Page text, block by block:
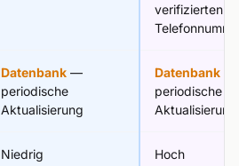
verifizierten
Datenbank —
periodische
Aktualisierung
Datenbank
periodische
Aktualisierung
Niedrig Hoch